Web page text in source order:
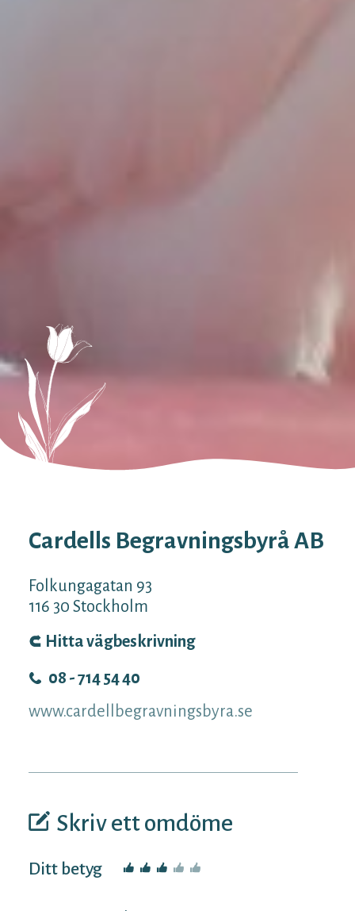
Skriv ett omdöme
Ditt betyg
Cardells Begravningsbyrå AB
Folkungagatan 93
116 30 Stockholm
Hitta vägbeskrivning
08 - 714 54 40
www.cardellbegravningsbyra.se